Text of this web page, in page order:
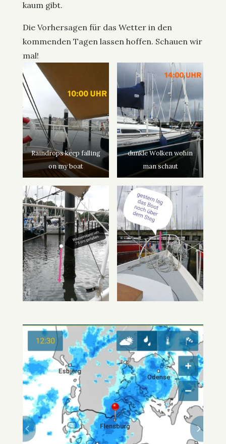
kaum gibt.
Die Vorhersagen für das Wetter in den
kommenden Tagen lassen hoffen. Schauen wir
mal!
Raindrops keep falling
on my boat
dunkle Wolken wohin
man schaut